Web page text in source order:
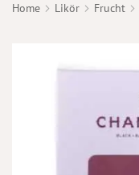
Home Likör Frucht